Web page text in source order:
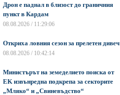
Дрон е паднал в близост до граничния
пункт в Кардам
08.08.2026 / 11:29:06
Откриха ловния сезон за прелетен дивеч
08.08.2026 / 10:42:14
Министърът на земеделието поиска от
EK извънредна подкрепа за секторите
„Мляко“ и „Свиневъдство“